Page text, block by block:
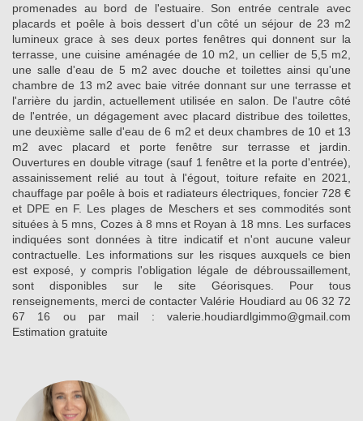
promenades au bord de l'estuaire. Son entrée centrale avec
placards et poêle à bois dessert d'un côté un séjour de 23 m2
lumineux grace à ses deux portes fenêtres qui donnent sur la
terrasse, une cuisine aménagée de 10 m2, un cellier de 5,5 m2,
une salle d'eau de 5 m2 avec douche et toilettes ainsi qu'une
chambre de 13 m2 avec baie vitrée donnant sur une terrasse et
l'arrière du jardin, actuellement utilisée en salon. De l'autre côté
de l'entrée, un dégagement avec placard distribue des toilettes,
une deuxième salle d'eau de 6 m2 et deux chambres de 10 et 13
m2 avec placard et porte fenêtre sur terrasse et jardin.
Ouvertures en double vitrage (sauf 1 fenêtre et la porte d'entrée),
assainissement relié au tout à l'égout, toiture refaite en 2021,
chauffage par poêle à bois et radiateurs électriques, foncier 728 €
et DPE en F. Les plages de Meschers et ses commodités sont
situées à 5 mns, Cozes à 8 mns et Royan à 18 mns. Les surfaces
indiquées sont données à titre indicatif et n'ont aucune valeur
contractuelle. Les informations sur les risques auxquels ce bien
est exposé, y compris l'obligation légale de débroussaillement,
sont disponibles sur le site Géorisques. Pour tous
renseignements, merci de contacter Valérie Houdiard au 06 32 72
67 16 ou par mail : valerie.houdiardlgimmo@gmail.com
Estimation gratuite